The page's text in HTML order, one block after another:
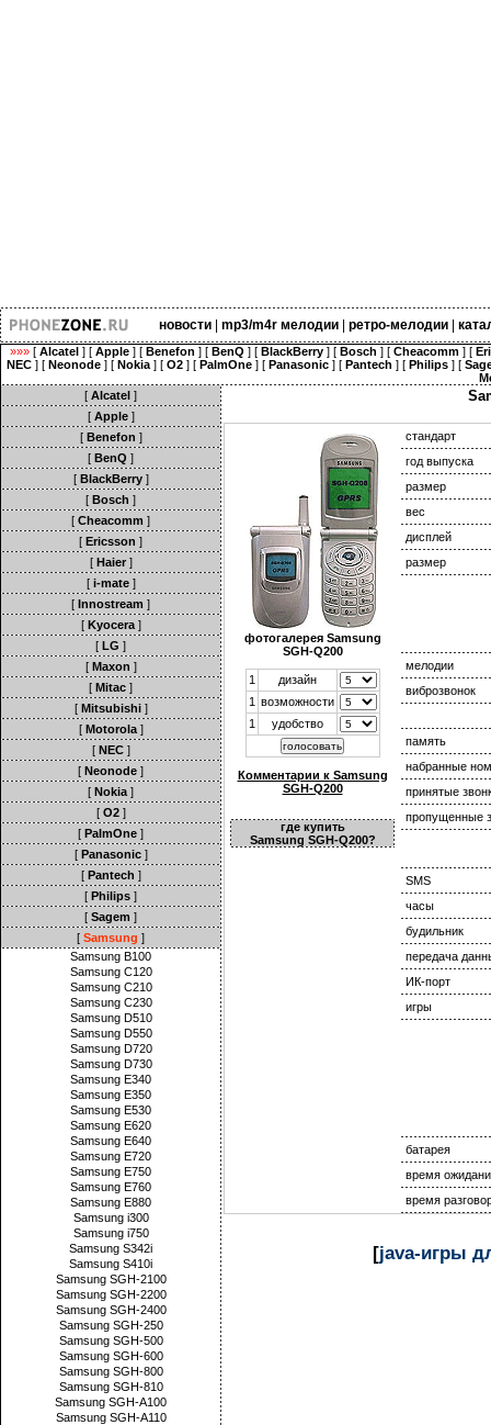
новости| mp3/m4r мелодии| ретро-мелодии|
»»» [ Alcatel ] [ Apple ] [ Benefon ] [ BenQ ] [ BlackBerry ] [ Bosch ] [ Cheacomm ] [
NEC ] [ Neonode ] [ Nokia ] [ O2 ] [ PalmOne ] [ Panasonic ] [ Pantech ] [ Philips ] [
[ Alcatel ]
[ Apple]
[ Benefon ]
[ BenQ ]
[ BlackBerry]
[ Bosch ]
[ Cheacomm ]
[ Ericsson ]
[ Haier]
[ i-mate]
[ Innostream ]
[ Kyocera]
[ LG ]
[ Maxon ]
[ Mitac ]
[ Mitsubishi]
[ Motorola]
[ NEC]
[ Neonode ]
[ Nokia ]
[ O2]
[ PalmOne ]
[ Panasonic]
[ Pantech ]
[ Philips ]
[ Sagem ]
[ Samsung ]
Samsung B100
Samsung C120
Samsung C210
Samsung C230
Samsung D510
Samsung D550
Samsung D720
Samsung D730
Samsung E340
Samsung E350
Samsung E530
Samsung E620
Samsung E640
Samsung E720
Samsung E750
Samsung E760
Samsung E880
Samsung i300
Samsung i750
Samsung S342i
Samsung S410i
Samsung SGH-2100
Samsung SGH-2200
Samsung SGH-2400
Samsung SGH-250
Samsung SGH-500
Samsung SGH-600
Samsung SGH-800
Samsung SGH-810
Samsung SGH-A100
Samsung SGH-A110
фотогалерея Samsung
SGH-Q200
1
дизайн
1 возможности
1
удобство
Комментарии к Samsung
SGH-Q200
где купить
Samsung SGH-Q200?
стандарт
год выпуска
размер
вес
дисплей
размер
мелодии
виброзвонок
память
набранные
принятые
пропущенные
SMS
часы
будильник
передача
ИК-порт
игры
батарея
время
время
[java-игры